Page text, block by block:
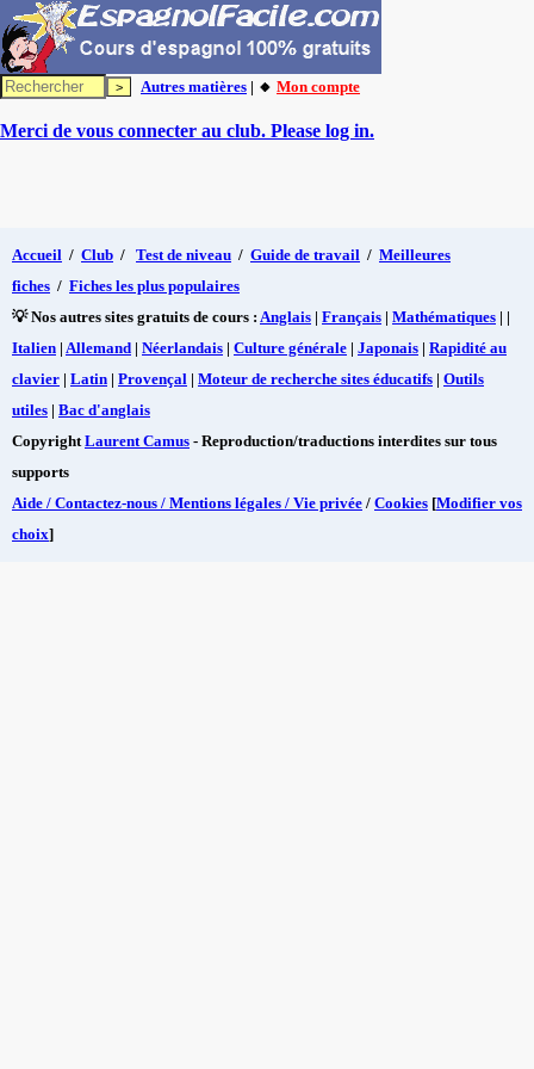
Autres matières | 🔸 Mon compte
Merci de vous connecter au club. Please log in.
Accueil / Club / Test de niveau / Guide de travail / Meilleures
fiches / Fiches les plus populaires
💡 Nos autres sites gratuits de cours : Anglais | Français | Mathématiques | |
Italien | Allemand | Néerlandais | Culture générale | Japonais | Rapidité au
clavier | Latin | Provençal | Moteur de recherche sites éducatifs | Outils
utiles | Bac d'anglais
CopyrightLaurent Camus - Reproduction/traductions interdites sur tous
supports
Aide / Contactez-nous / Mentions légales / Vie privée / Cookies [Modifier vos
choix]